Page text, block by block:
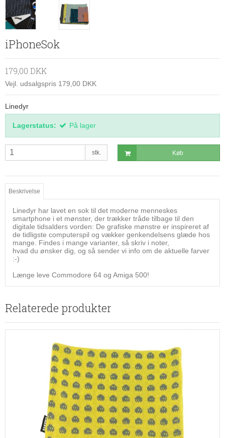
iPhoneSok
179,00 DKK
Vejl. udsalgspris 179,00 DKK
Linedyr
Lagerstatus: På lager
stk. Køb
Beskrivelse
Linedyr har lavet en sok til det moderne menneskes
smartphone i et mønster, der trækker tråde tilbage til den
digitale tidsalders vorden: De grafiske mønstre er inspireret af
de tidligste computerspil og vækker genkendelsens glæde hos
mange. Findes i mange varianter, så skriv i noter,
hvad du ønsker dig, og så sender vi info om de aktuelle farver
:-)
Længe leve Commodore 64 og Amiga 500!
Relaterede produkter